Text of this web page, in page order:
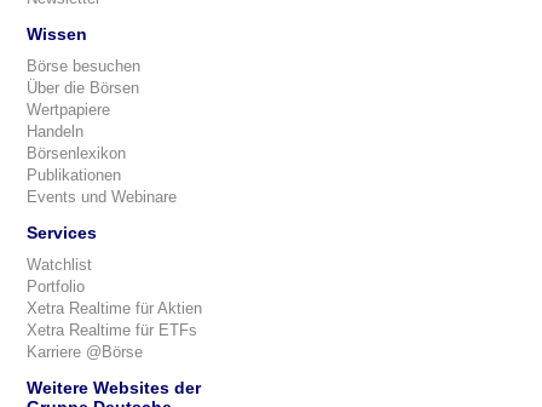
Wissen
Börse besuchen
Über die Börsen
Wertpapiere
Handeln
Börsenlexikon
Publikationen
Events und Webinare
Services
Watchlist
Portfolio
Xetra Realtime für Aktien
Xetra Realtime für ETFs
Karriere @Börse
Weitere Websites der